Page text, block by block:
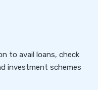
to avail loans, check
investment schemes